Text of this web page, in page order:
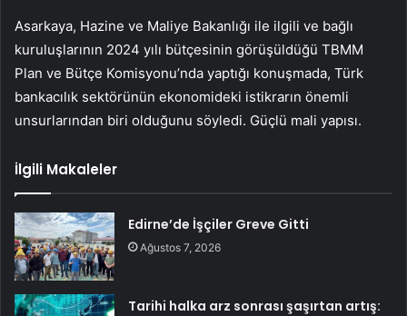
Asarkaya, Hazine ve Maliye Bakanlığı ile ilgili ve bağlı
kuruluşlarının 2024 yılı bütçesinin görüşüldüğü TBMM
Plan ve Bütçe Komisyonu’nda yaptığı konuşmada, Türk
bankacılık sektörünün ekonomideki istikrarın önemli
unsurlarından biri olduğunu söyledi. Güçlü mali yapısı.
İlgili Makaleler
Edirne’de İşçiler Greve Gitti
Ağustos 7, 2026
Tarihi halka arz sonrası şaşırtan artış: